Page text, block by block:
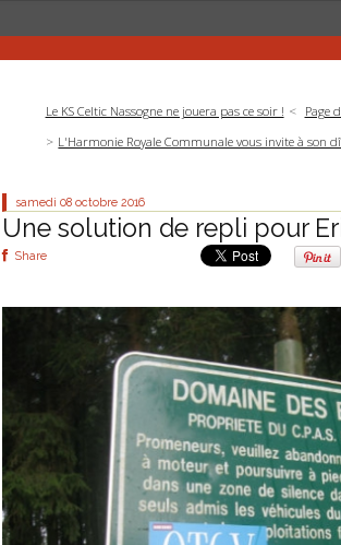
Le KS Celtic Nassogne ne jouera pas ce soir !
Page
L'Harmonie Royale Communale vous invite à son
samedi 08 octobre 2016
Une solution de repli pour
Share